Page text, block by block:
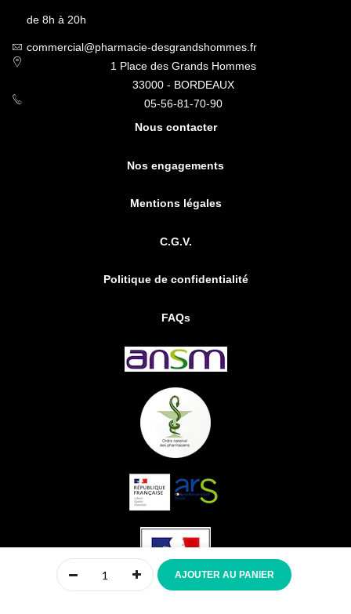
de 8h à 20h
commercial@pharmacie-desgrandshommes.fr
1 Place des Grands Hommes
33000 - BORDEAUX
05-56-81-70-90
Nous contacter
Nos engagements
Mentions légales
C.G.V.
Politique de confidentialité
FAQs
Accueil Mon panier
AJOUTER AU PANIER